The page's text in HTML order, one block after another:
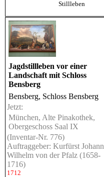
Stillleben
Jagdstillleben vor einer
Landschaft mit Schloss
Bensberg
Bensberg, Schloss Bensberg
Jetzt:
München, Alte Pinakothek,
Obergeschoss Saal IX
(Inventar-Nr. 776)
Auftraggeber: Kurfürst Johann
Wilhelm von der Pfalz (1658-
1716)
1712